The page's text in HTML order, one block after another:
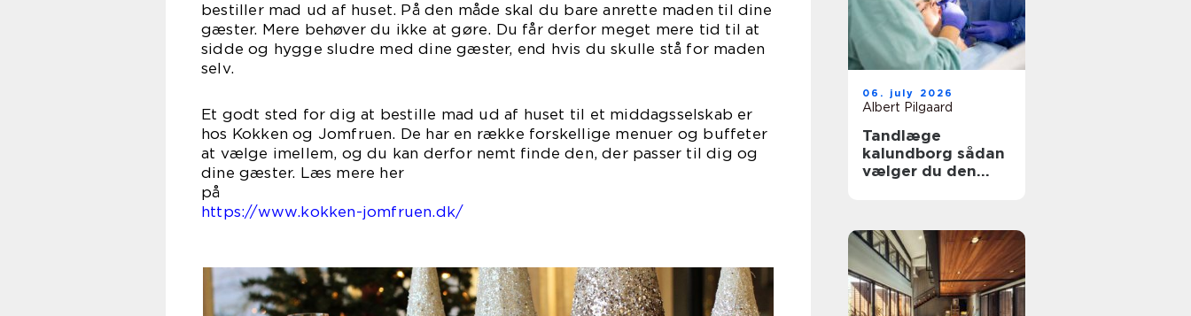
bestiller mad ud af huset. På den måde skal du bare anrette maden til dine
gæster. Mere behøver du ikke at gøre. Du får derfor meget mere tid til at
sidde og hygge sludre med dine gæster, end hvis du skulle stå for maden
selv.
Et godt sted for dig at bestille mad ud af huset til et middagsselskab er
hos Kokken og Jomfruen. De har en række forskellige menuer og buffeter
at vælge imellem, og du kan derfor nemt finde den, der passer til dig og
dine gæster. Læs mere her
på
https://www.kokken-jomfruen.dk/
06. july 2026
Albert Pilgaard
Tandlæge
kalundborg sådan
vælger du den